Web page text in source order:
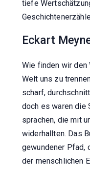
tiefe
Eckart
Wie finden wir den
Welt uns zu
scharf,
doch es waren die
sprachen, die mit
widerhallten. Das
gewundener Pfad,
der menschlichen